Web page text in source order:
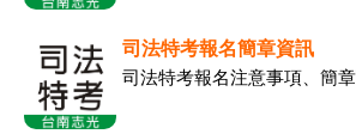
司法特考報名簡章資訊
司法特考報名注意事項、簡章